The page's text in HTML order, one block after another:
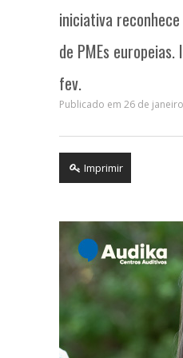
iniciativa
de PMEs
fev.
Publicado em 26 de
Imprimir